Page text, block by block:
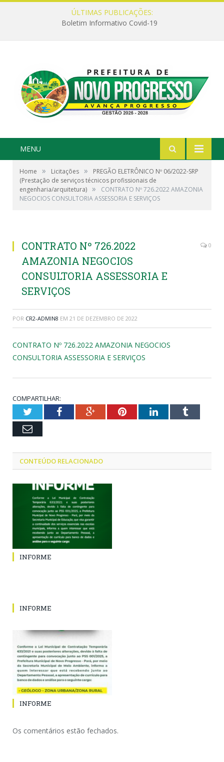
ÚLTIMAS PUBLICAÇÕES:
Boletim Informativo Covid-19
MENU
Home » Licitações »
PREGÃO ELETRÔNICO Nº 06/2022-SRP
(Prestação de serviços técnicos profissionais de
engenharia/arquitetura) »
CONTRATO Nº 726.2022 AMAZONIA
NEGOCIOS CONSULTORIA ASSESSORIA E SERVIÇOS
CONTRATO Nº 726.2022
AMAZONIA NEGOCIOS
CONSULTORIA ASSESSORIA E
SERVIÇOS
0
POR CR2-ADMIN8 EM 21 DE DEZEMBRO DE 2022
CONTRATO Nº 726.2022 AMAZONIA NEGOCIOS
CONSULTORIA ASSESSORIA E SERVIÇOS
COMPARTILHAR:
TwitterFacebookGoogle+PinterestLinkedInTumblr
Email
CONTEÚDO RELACIONADO
INFORME
INFORME
INFORME
Os comentários estão fechados.